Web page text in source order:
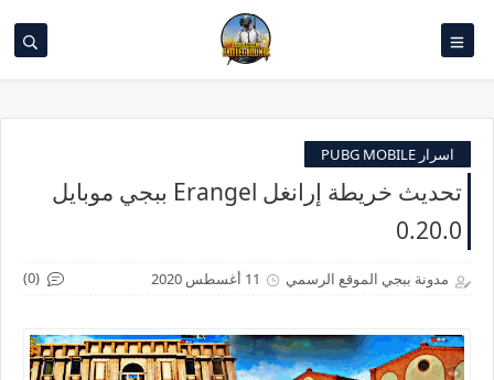
اسرار PUBG MOBILE
تحديث خريطة إرانغل Erangel ببجي موبايل
0.20.0
مدونة ببجي الموقع الرسمي 11 أغسطس 2020 (0)